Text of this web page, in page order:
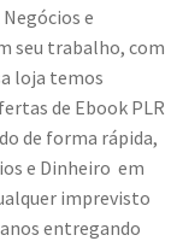
e
seu trabalho, com
loja temos
de Ebook PLR
de forma rápida,
e Dinheiro em
imprevisto
entregando